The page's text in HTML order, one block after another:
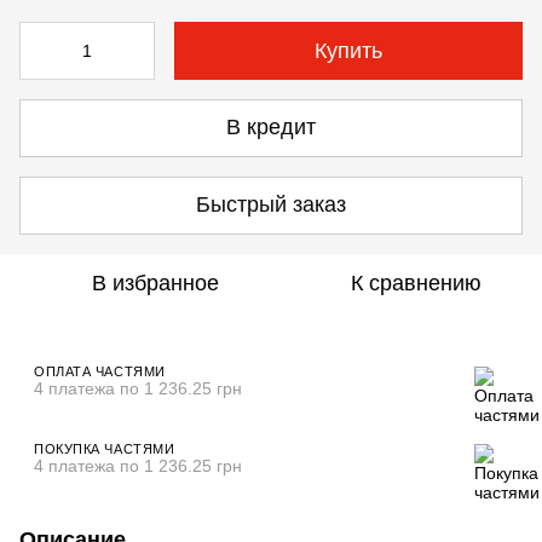
Купить
В кредит
Быстрый заказ
В избранное К сравнению
ОПЛАТА ЧАСТЯМИ
4 платежа по 1 236.25 грн
ПОКУПКА ЧАСТЯМИ
4 платежа по 1 236.25 грн